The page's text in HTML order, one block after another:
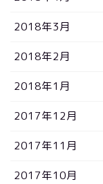
2018年3月
2018年2月
2018年1月
2017年12月
2017年11月
2017年10月